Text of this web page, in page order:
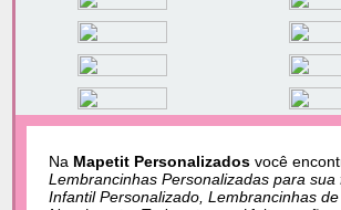
Na Mapetit Personalizadosvocê
Lembrancinhas Personalizadas para sua
Infantil Personalizado, Lembrancinhas